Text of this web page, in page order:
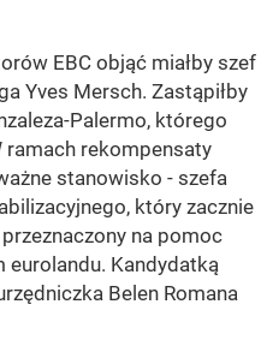
EBC objąć miałby szef
Yves Mersch. Zastąpiłby
Palermo, którego
ramach rekompensaty
stanowisko - szefa
który zacznie
na pomoc
eurolandu. Kandydatką
Belen Romana